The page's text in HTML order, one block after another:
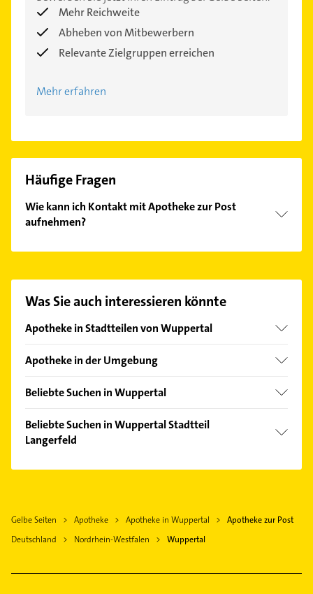
Mehr Reichweite
Abheben von Mitbewerbern
Relevante Zielgruppen erreichen
Mehr erfahren
Häufige Fragen
Wie kann ich Kontakt mit Apotheke zur Post
aufnehmen?
Kontaktmöglichkeiten wie Adresse oder Mail in
finden Sie alleKontaktdaten.
Was Sie auch interessieren könnte
Apotheke in Stadtteilen von Wuppertal
Barmen
Elberfeld
Vohwinkel
Apotheke in der Umgebung
Schwelm
Ennepetal
Sprockhövel
Wülfrath
Wermelskirchen
Beliebte Suchen in Wuppertal
Phoniatrie
Logopädie
Kammerjäger
Steuerberater
Fenster
Beliebte Suchen in Wuppertal Stadtteil
Langerfeld
Putzfrau
Gebäudereinigung
Gelbe Seiten Apotheke Apotheke in Wuppertal
Apotheke zur Post
Deutschland
Nordrhein-Westfalen Wuppertal